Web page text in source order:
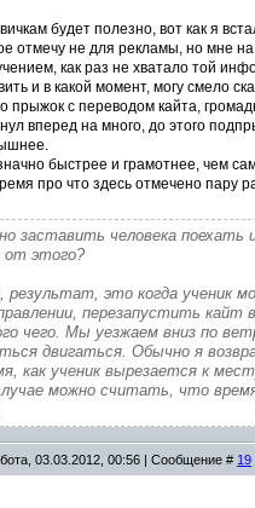
будет полезно, вот как я
отмечу не для рекламы, но мне
как раз не хватало той
и в какой момент, могу смело
прыжок с переводом кайта,
вперед на много, до этого
быстрее и грамотнее, чем
про что здесь отмечено пару
заставить человека поехать
от этого?
результат, это когда ученик
перезапустить кайт
чего. Мы уезжаем вниз по
двигаться. Обычно я
как ученик вырезается к
можно считать, что
03.03.2012, 00:56 | Сообщение # 19